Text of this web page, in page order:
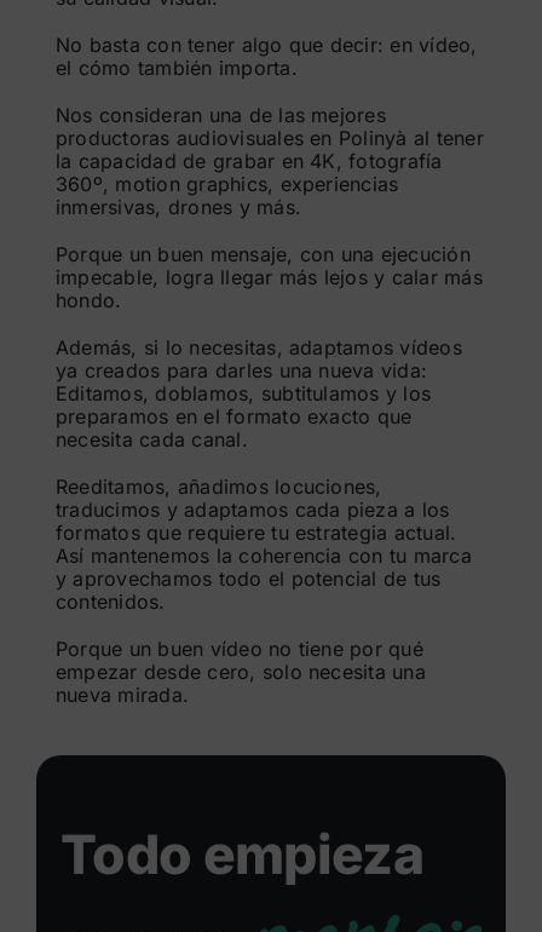
No basta con tener algo que decir: en vídeo,
el cómo también importa.
Nos consideran una de las mejores
productoras audiovisuales en Polinyà al tener
la capacidad de grabar en 4K, fotografía
360º, motion graphics, experiencias
inmersivas, drones y más.
Porque un buen mensaje, con una ejecución
impecable, logra llegar más lejos y calar más
hondo.
Además, si lo necesitas, adaptamos vídeos
ya creados para darles una nueva vida:
Editamos, doblamos, subtitulamos y los
preparamos en el formato exacto que
necesita cada canal.
Reeditamos, añadimos locuciones,
traducimos y adaptamos cada pieza a los
formatos que requiere tu estrategia actual.
Así mantenemos la coherencia con tu marca
y aprovechamos todo el potencial de tus
contenidos.
Porque un buen vídeo no tiene por qué
empezar desde cero, solo necesita una
nueva mirada.
Todo empieza